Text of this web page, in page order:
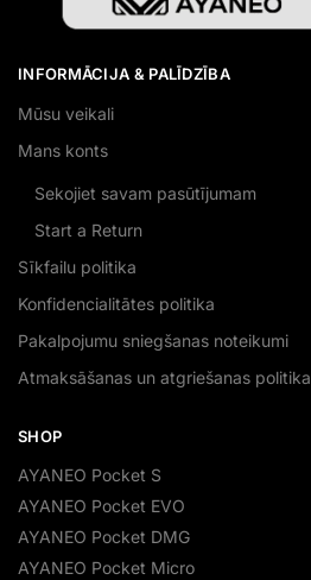
INFORMĀCIJA & PALĪDZĪBA
Mūsu veikali
Mans konts
Sekojiet savam pasūtījumam
Start a Return
Sīkfailu politika
Konfidencialitātes politika
Pakalpojumu sniegšanas noteikumi
Atmaksāšanas un atgriešanas politika
SHOP
AYANEO Pocket S
AYANEO Pocket EVO
AYANEO Pocket DMG
AYANEO Pocket Micro